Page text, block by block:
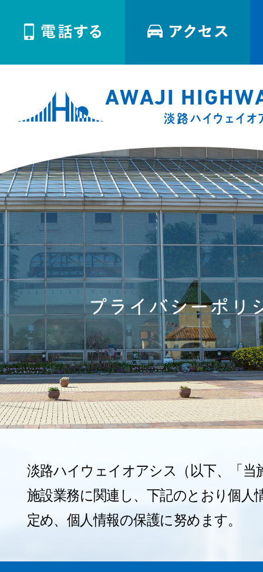
淡路ハイウェイオアシス（以下、「当
施設業務に関連し、下記のとおり個人
定め、個人情報の保護に努めます。